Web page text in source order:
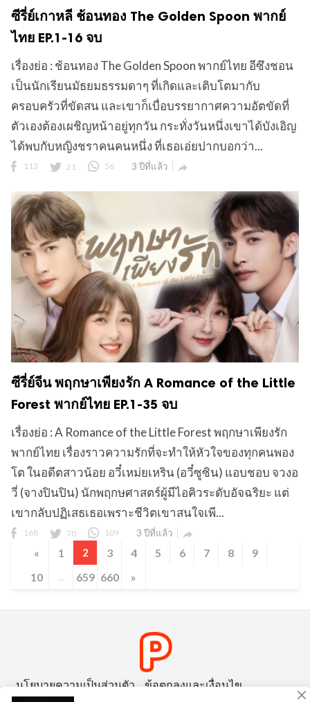
ซีรี่ย์เกาหลี ช้อนทอง The Golden Spoon พากย์
ไทย EP.1-16 จบ
เรื่องย่อ : ช้อนทอง The Golden Spoon พากย์ไทย อีซึงชอน
เป็นนักเรียนมัธยมธรรมดาๆ ที่เกิดและเติบโตมากับ
ครอบครัวที่ขัดสน และเขาก็เบื่อบรรยากาศความอัตขัดที่
ตัวเองต้องเผชิญหน้าอยู่ทุกวัน กระทั่งวันหนึ่งเขาได้บังเอิญ
ได้พบกับหญิงชราคนคนหนึ่ง ที่เธอเอ่ยปากบอกว่า...
113 21 56 3 ปีที่แล้ว 
ซีรี่ย์จีน พฤกษาเพียงรัก A Romance of the Little
Forest พากย์ไทย EP.1-35 จบ
เรื่องย่อ : A Romance of the Little Forest พฤกษาเพียงรัก
พากย์ไทย เรื่องราวความรักที่จะทำให้หัวใจของทุกคนพอง
โต ในอดีตสาวน้อย อวี๋เหม่ยเหริน (อวี๋ซูซิน) แอบชอบ จวงอ
วี่ (จางปินปิน) นักพฤกษศาสตร์ผู้มีไอคิวระดับอัจฉริยะ แต่
เขากลับปฏิเสธเธอเพราะชีวิตเขาสนใจเพี...
168 70 109 3 ปีที่แล้ว 
« 1 2 3 4 5 6 7 8
9
10
... 659 660 »
นโยบายความเป็นส่วนตัว ข้อตกลงและเงื่อนไข